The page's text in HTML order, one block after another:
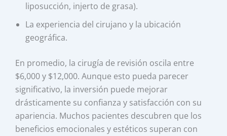
liposucción, injerto de grasa).
La experiencia del cirujano y la ubicación
geográfica.
En promedio, la cirugía de revisión oscila entre
$6,000 y $12,000. Aunque esto pueda parecer
significativo, la inversión puede mejorar
drásticamente su confianza y satisfacción con su
apariencia. Muchos pacientes descubren que los
beneficios emocionales y estéticos superan con